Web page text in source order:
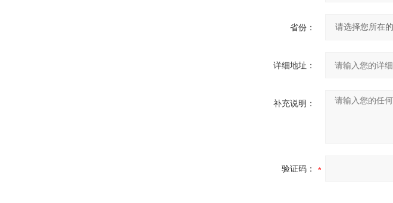
省份：
详细地址：
补充说明：
验证码：